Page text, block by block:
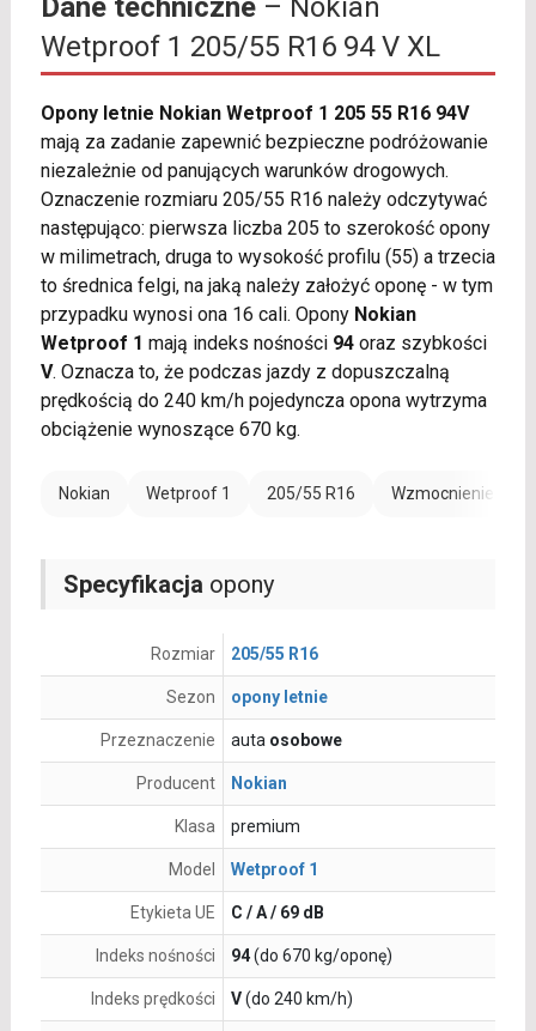
Dane techniczne– Nokian
Wetproof 1 205/55 R16 94 V XL
Opony letnie Nokian Wetproof 1 205 55 R16 94V
mają za zadanie zapewnić bezpieczne podróżowanie
niezależnie od panujących warunków drogowych.
Oznaczenie rozmiaru 205/55 R16 należy odczytywać
następująco: pierwsza liczba 205 to szerokość opony
w milimetrach, druga to wysokość profilu (55) a trzecia
to średnica felgi, na jaką należy założyć oponę - w tym
przypadku wynosi ona 16 cali. Opony Nokian
Wetproof 1 mają indeks nośności 94oraz szybkości
V. Oznacza to, że podczas jazdy z dopuszczalną
prędkością do 240 km/h pojedyncza opona wytrzyma
obciążenie wynoszące 670 kg.
Nokian Wetproof 1 205/55 R16 Wzmocnienie (XL)
Specyfikacja opony
Rozmiar 205/55 R16
Sezon opony letnie
Przeznaczenie auta osobowe
Producent Nokian
Klasa premium
Model Wetproof 1
Etykieta UE C / A / 69 dB
Indeks nośności 94(do 670 kg/oponę)
Indeks prędkości V(do 240 km/h)